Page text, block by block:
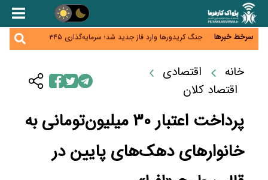
سرخط خبرها
زائران اربعین نگران ارز باقی‌مانده نباشند؛ خرید دینار در
بانک‌ها و صرافی‌ها
جنگ کریدورها وارد فاز جدید شد؛ سرمایه‌گذاری ۳۴۵
میلیارد دلاری اوراسیا تا ۲۰۳۵
پارادوکس اینترنت در ایران؛ مصرف‌کننده بیشتر می‌پردازد،
تأمین سرمایه در گردش بدون خلق نقدینگی؛ نقش
جدید سیاست‌های مالیاتی در حمایت از تولید
معمای تأمین ۸۰ همت معوقات بازنشستگان؛ بانک رفاه
وارد میدان شد
خانه
اقتصادی
اقتصاد کلان
پرداخت اعتبار ۳۰ میلیون‌تومانی به
خانوارهای دهک‌های پایین در